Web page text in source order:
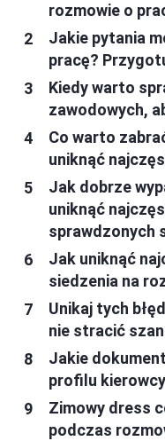
rozmowie o
Jakie pytania
pracę?
Kiedy warto
zawodowych,
Co warto
uniknąć
Jak dobrze
uniknąć
sprawdzonych
Jak uniknąć
siedzenia na
Unikaj tych
nie stracić
Jakie
profilu
Zimowy dress
podczas